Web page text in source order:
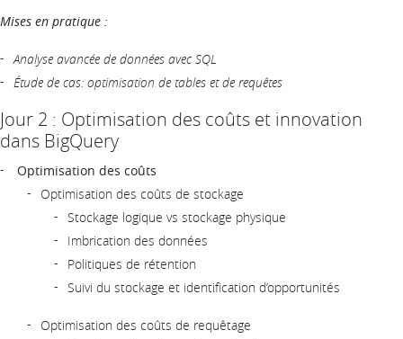
Mises en pratique :
Analyse avancée de données avec SQL
Étude de cas: optimisation de tables et de requêtes
Jour 2 : Optimisation des coûts et innovation
dans BigQuery
Optimisation des coûts
Optimisation des coûts de stockage
Stockage logique vs stockage physique
Imbrication des données
Politiques de rétention
Suivi du stockage et identification d’opportunités
Optimisation des coûts de requêtage